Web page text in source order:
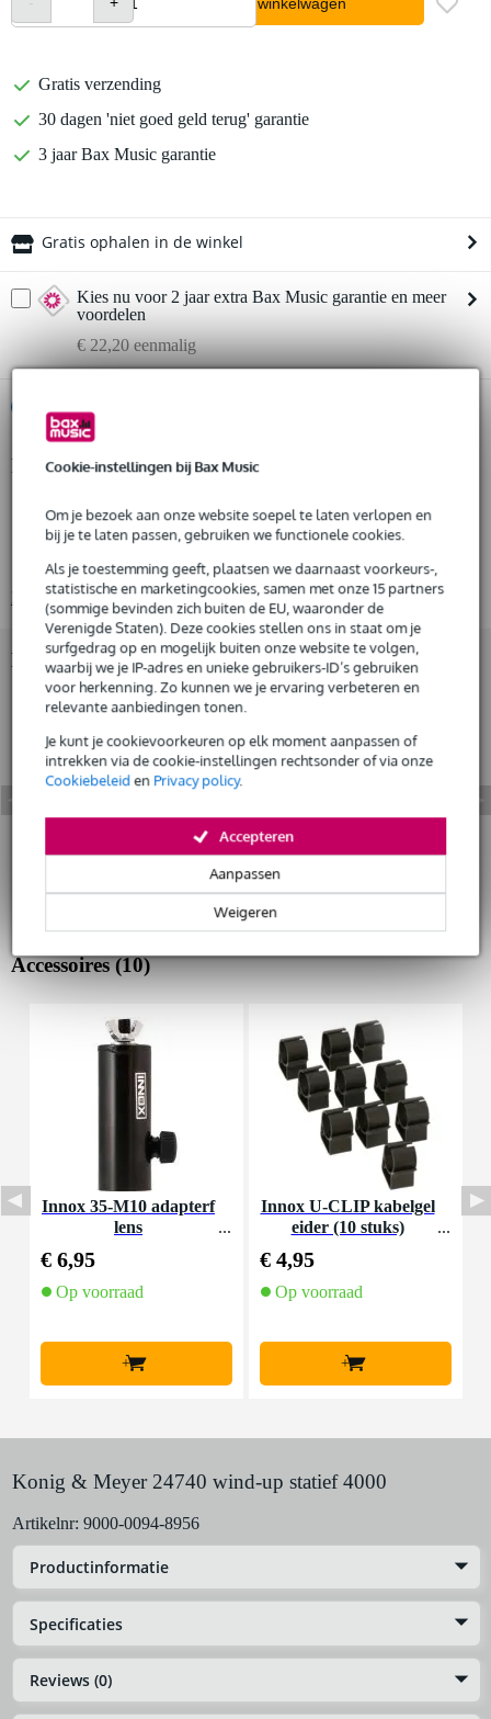
Cookie-instellingen bij Bax Music
Om je bezoek aan onze website soepel te laten verlopen en
bij je te laten passen, gebruiken we functionele cookies.
Als je toestemming geeft, plaatsen we daarnaast voorkeurs-,
statistische en marketingcookies, samen met onze 15 partners
(sommige bevinden zich buiten de EU, waaronder de
Verenigde Staten). Deze cookies stellen ons in staat om je
surfgedrag op en mogelijk buiten onze website te volgen,
waarbij we je IP-adres en unieke gebruikers-ID’s gebruiken
voor herkenning. Zo kunnen we je ervaring verbeteren en
relevante aanbiedingen tonen.
Je kunt je cookievoorkeuren op elk moment aanpassen of
intrekken via de cookie-instellingen rechtsonder of via onze
Cookiebeleiden Privacy policy.
Weigeren
Aanpassen
Accepteren
Gratis verzending
30 dagen 'niet goed geld terug' garantie
3 jaar Bax Music garantie
Gratis ophalen in de winkel
Kies nu voor 2 jaar extra Bax Music garantie en meer
voordelen
€ 22,20 eenmalig
Huur dit product al vanaf 32 euro per maand
€ 2.500,-
Gratisthuisbezorgd of op te halen in de winkel
De mogelijkheid om je product(en) met korting te kopen
Snelle vervanging door Bax Music bij een defect
Huur dit product
Productinformatie
wind-up statief
afmetingen basis: 2000 mm
in hoogte verstelbaar: 1715 tot 4000 mm
Bekijk alle productspecificaties
Bekijk ook eens (1)
Accessoires (10)
Innox 35-M10 adapterf
lens
€ 6,95
Op voorraad
+
Innox U-CLIP kabelgel
eider (10 stuks)
€ 4,95
Op voorraad
+
Konig & Meyer 24740 wind-up statief 4000
Artikelnr: 9000-0094-8956
Productinformatie
Specificaties
Reviews (0)